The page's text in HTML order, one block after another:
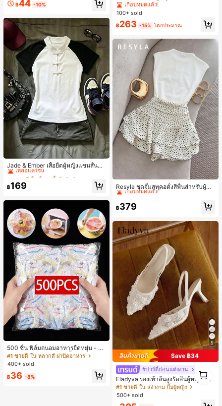
8 Pro Max ตกแต่งหัวใจสไตล์สวยงาม
฿44 -10%
Jade & Ember เสื้อยืดผู้หญิงแขนสั้นสีตั
ดกันแบบแร็กแลน ดีไซน์กระดุมกบ สำห
รับฤดูร้อน
#8 ขายดี ใน ใหม่ เสื้อยืดผู้หญิง
เหลือแค่1ชิ้น
#8 ขายดี ใน ใหม่ เสื้อยืดผู้หญิง
เหลือแค่1ชิ้น
#8 ขายดี ใน ใหม่ เสื้อยืดผู้หญิง
เหลือแค่1ชิ้น
#8 ขายดี
เหลือแค่1ชิ้น
฿169
500 ชิ้น ฟิล์มถนอมอาหารยืดหยุ่น - ฝา
ครอบจานใสยืดหยุ่น, ใช้ซ้ำได้, หลากห
ลายฟังก์ชัน, ไม่มีกลิ่น, ป้องกันฝุ่น เหมา
าะกับขนาดจานทุกขนาด, สิ่งจำเป็นสำ
#1 ขายดี ใน หลากสี ฝาปิดอาหาร
400+ sold
฿36 -8%
กประสงค์, กระเป๋าสะพายข้างรูปพระจัน
ทร์เสี้ยวที่น่ารัก, สายสะพายปรับได้, ไม่ร
วมจี้, เหมาะสำหรับผู้หญิงวัยรุ่น - การเ
ดินทาง, การช้อปปิ้ง, ห้องเรียน, การเด
ท, ของขวัญสำหรับผู้หญิง, สำนักงาน, ก
ารทำงาน, สำนักงาน, ธุรกิจ
เกือบหมดแล้ว!
100+ sold
฿263 -15% โดยประมาณ
Resyla ชุดจั๊มสูทคอตั้งสีพื้นสำหรับผู้ห
ญิงและกระโปรงสั้นชายระบายลายจุด 2
ใน นัวเนีย ชุดประสานงานสตรี
เกือบหมดแล้ว!
#2 ขายดี
เกือบหมดแล้ว!
#2 ขายดี
เกือบหมดแล้ว!
#2 ขายดี
เกือบหมดแล้ว!
฿379
5
Save ฿34
#ปาร์ตี้ก่อนแต่งงาน
Eladyva รองเท้าส้นสูงรัดส้นผู้หญิงมีดอ
กไม้ประดับตาข่ายเสริมและสามารถสว
มได้สองแบบ ส้นสูง 7 ซม. รูปแบบโรมัน
#1 ขายดี ใน สง่างาม ปั๊มผู้หญิง
500+ sold